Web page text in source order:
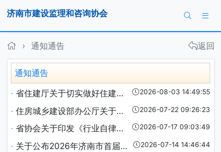
济南市建设监理和咨询协会
› 通知通告
通知通告
住房城乡建设部办公厅关于加强全国建筑市场监管公共服务平台项目业绩信息管理的通知
· 2026-07-17
省协会关于印发《行业自律投诉举报受理处理暂行办法》的通知